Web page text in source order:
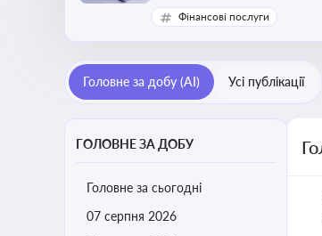
платників
Фінансові послуги
Головне за добу (AI) Усі публікації
ГОЛОВНЕ ЗА ДОБУ
Головне за сьогодні
07 серпня 2026